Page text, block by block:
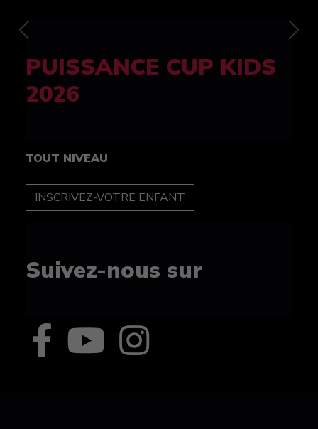
FELINE CUP 100%
féminine
TOUT NIVEAU
INSCRIPTION
Suivez-nous sur
Previous Next